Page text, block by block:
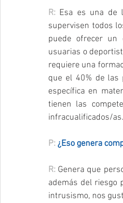
R: Esa es una de
supervisen todos
puede ofrecer un
usuarias o
requiere una
que el 40% de las
específica en
tienen las
infracualificados/as.
P: ¿Eso genera
R: Genera que
además del riesgo
intrusismo, nos